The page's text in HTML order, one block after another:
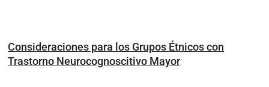
Consideraciones para los Grupos Étnicos con
Trastorno Neurocognoscitivo Mayor